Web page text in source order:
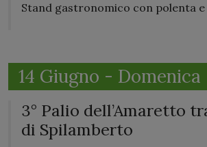
Stand gastronomico con polenta
14 Giugno - Domenica
3° Palio dell’Amaretto
di Spilamberto